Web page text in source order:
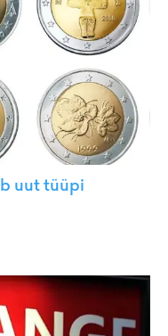
uut tüüpi